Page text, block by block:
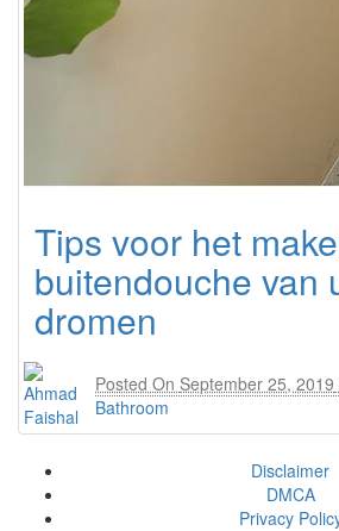
Tips voor het
buitendouche van
dromen
Posted On September 25, 2019
Bathroom
Disclaimer
DMCA
Privacy